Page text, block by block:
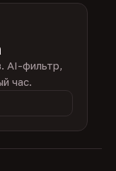
AI-фильтр,
час.